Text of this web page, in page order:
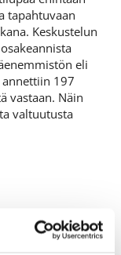
tapahtuvaan
Keskustelun
eli
annettiin 197
vastaan. Näin
valtuutusta